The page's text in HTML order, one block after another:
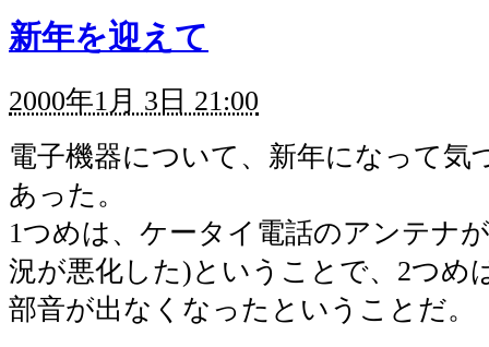
新年を迎えて
2000年1月 3日 21:00
電子機器について、新年になって気
あった。
1つめは、ケータイ電話のアンテナ
況が悪化した)ということで、2つめ
部音が出なくなったということだ。